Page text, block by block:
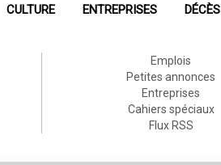
CULTURE ENTREPRISES DÉCÈS
Emplois
Petites annonces
Entreprises
Cahiers spéciaux
Flux RSS